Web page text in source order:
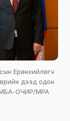
Ерөнхийлөгч
дээд одон
ОЧИР/MPA